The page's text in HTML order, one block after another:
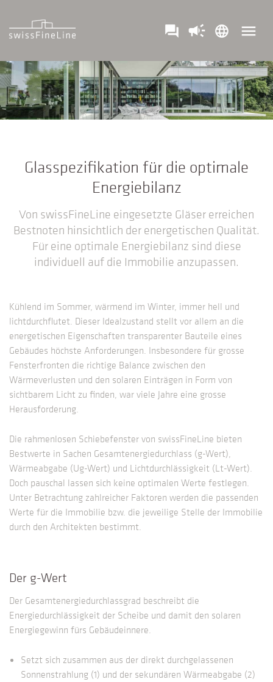
question_answer campaign language menu
Glasspezifikation für die optimale
Energiebilanz
Von swissFineLine eingesetzte Gläser erreichen
Bestnoten hinsichtlich der energetischen Qualität.
Für eine optimale Energiebilanz sind diese
individuell auf die Immobilie anzupassen.
Kühlend im Sommer, wärmend im Winter, immer hell und
lichtdurchflutet. Dieser Idealzustand stellt vor allem an die
energetischen Eigenschaften transparenter Bauteile eines
Gebäudes höchste Anforderungen. Insbesondere für grosse
Fensterfronten die richtige Balance zwischen den
Wärmeverlusten und den solaren Einträgen in Form von
sichtbarem Licht zu finden, war viele Jahre eine grosse
Herausforderung.
Die rahmenlosen Schiebefenster von swissFineLine bieten
Bestwerte in Sachen Gesamtenergiedurchlass (g-Wert),
Wärmeabgabe (Ug-Wert) und Lichtdurchlässigkeit (Lt-Wert).
Doch pauschal lassen sich keine optimalen Werte festlegen.
Unter Betrachtung zahlreicher Faktoren werden die passenden
Werte für die Immobilie bzw. die jeweilige Stelle der Immobilie
durch den Architekten bestimmt.
Der g-Wert
Der Gesamtenergiedurchlassgrad beschreibt die
Energiedurchlässigkeit der Scheibe und damit den solaren
Energiegewinn fürs Gebäudeinnere.
Setzt sich zusammen aus der direkt durchgelassenen
Sonnenstrahlung (1) und der sekundären Wärmeabgabe (2)